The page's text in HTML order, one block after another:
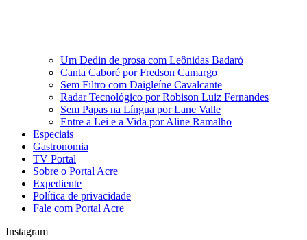
Um Dedin de prosa com Leônidas Badaró
Canta Caboré por Fredson Camargo
Sem Filtro com Daigleíne Cavalcante
Radar Tecnológico por Robison Luiz Fernandes
Sem Papas na Língua por Lane Valle
Entre a Lei e a Vida por Aline Ramalho
Especiais
Gastronomia
TV Portal
Sobre o Portal Acre
Expediente
Política de privacidade
Fale com Portal Acre
Instagram